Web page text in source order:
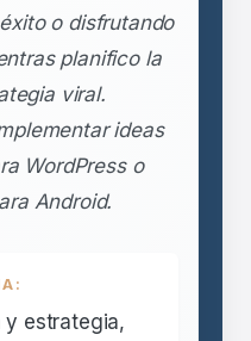
o disfrutando
planifico la
viral.
ideas
WordPress o
Android.
y estrategia,